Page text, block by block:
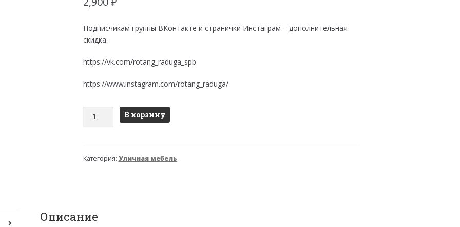
Подписчикам группы ВКонтакте и странички Инстаграм – дополнительная
скидка.
https://vk.com/rotang_raduga_spb
https://www.instagram.com/rotang_raduga/
Количество
квадратный
В корзину
Категория: Уличная мебель
Описание